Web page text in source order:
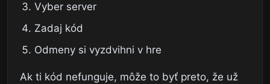
Vyber server
Zadaj kód
Odmeny si vyzdvihni v hre
Ak ti kód nefunguje, môže to byť preto, že už